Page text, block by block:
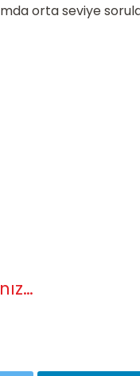
orta seviye